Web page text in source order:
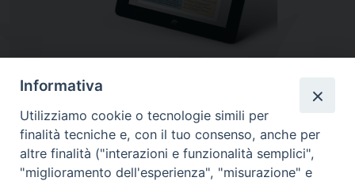
Informativa
Utilizziamo cookie o tecnologie simili per
finalità tecniche e, con il tuo consenso, anche per
altre finalità ("interazioni e funzionalità semplici",
"miglioramento dell'esperienza", "misurazione" e